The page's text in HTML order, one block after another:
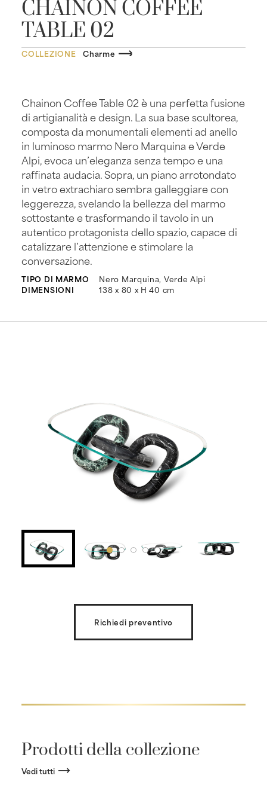
CHAINON COFFEE
TABLE 02
COLLEZIONE Charme
Chainon Coffee Table 02 è una perfetta fusione
di artigianalità e design. La sua base scultorea,
composta da monumentali elementi ad anello
in luminoso marmo Nero Marquina e Verde
Alpi, evoca un’eleganza senza tempo e una
raffinata audacia. Sopra, un piano arrotondato
in vetro extrachiaro sembra galleggiare con
leggerezza, svelando la bellezza del marmo
sottostante e trasformando il tavolo in un
autentico protagonista dello spazio, capace di
catalizzare l’attenzione e stimolare la
conversazione.
TIPO DI MARMO
Nero Marquina, Verde Alpi
DIMENSIONI
138 x 80 x H 40 cm
Richiedi preventivo
Prodotti della collezione
Vedi tutti